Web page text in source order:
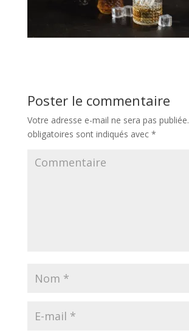
Poster le commentaire
Votre adresse e-mail ne sera pas publiée.
obligatoires sont indiqués avec *